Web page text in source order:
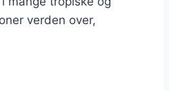
verden over,